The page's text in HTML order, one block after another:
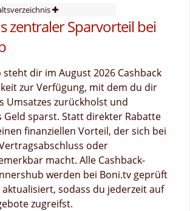
zentraler Sparvorteil bei
steht dir im August 2026 Cashback
zur Verfügung, mit dem du dir
Umsatzes zurückholst und
Geld sparst. Statt direkter Rabatte
finanziellen Vorteil, der sich bei
oder
macht. Alle Cashback-
werden bei Boni.tv geprüft
sodass du jederzeit auf
zugreifst.